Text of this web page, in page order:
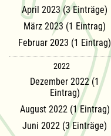
April 2023 (3 Einträge)
März 2023 (1 Eintrag)
Februar 2023 (1 Eintrag)
2022
Dezember 2022 (1
Eintrag)
August 2022 (1 Eintrag)
Juni 2022 (3 Einträge)